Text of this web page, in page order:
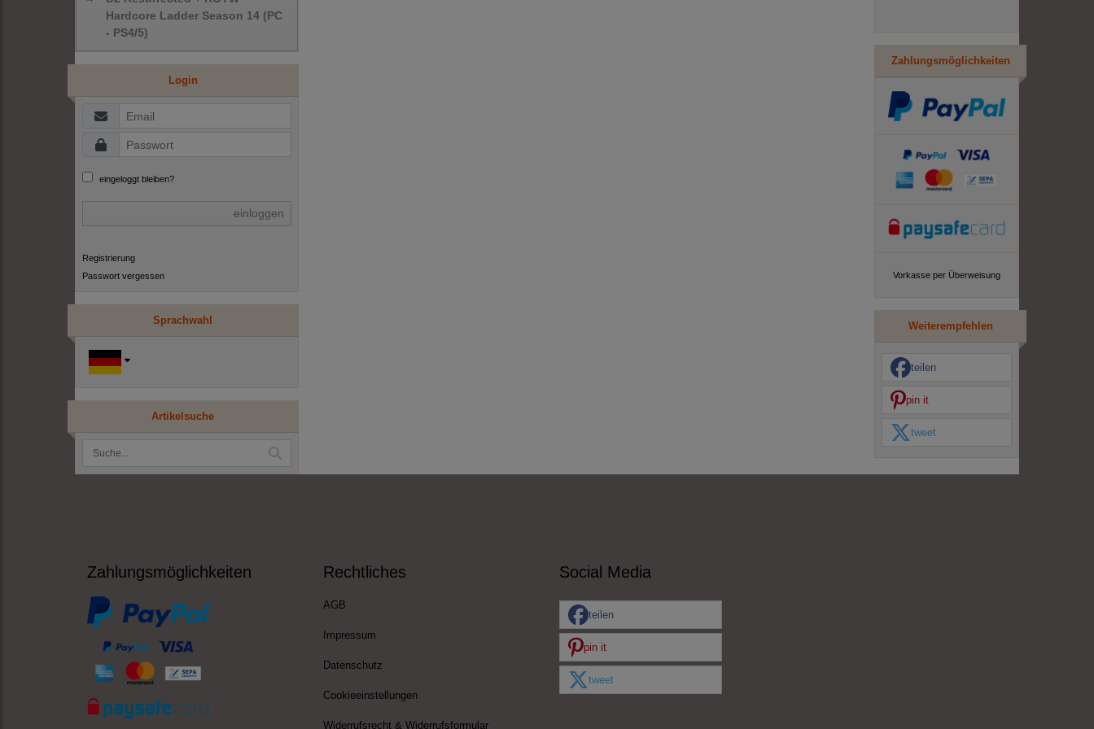
Hardcore Ladder Season 14 (PC
- PS4/5)
Login
eingeloggt bleiben?
einloggen
Registrierung
Passwort vergessen
Sprachwahl
Artikelsuche
Zahlungsmöglichkeiten
Vorkasse per Überweisung
Weiterempfehlen
teilen
pin it
tweet
Zahlungsmöglichkeiten Rechtliches
AGB
Impressum
Datenschutz
Cookieeinstellungen
Widerrufsrecht & Widerrufsformular
Social Media
teilen
pin it
tweet